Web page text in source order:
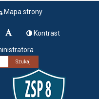
Mapa strony
Kontrast